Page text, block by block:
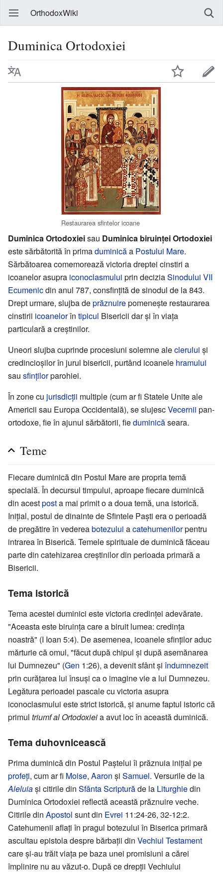
OrthodoxWiki
Duminica Ortodoxiei
Restaurarea sfintelor icoane
Duminica Ortodoxieisau Duminica biruinței Ortodoxiei
este sărbătorită în primaduminicăa Postului Mare.
Sărbătoarea comemorează victoria dreptei cinstiri a
icoanelor asupra iconoclasmului prin deciziaSinodului VII
Ecumenicdin anul 787, consfințită de sinodul de la 843.
Drept urmare, slujba deprăznuirepomenește restaurarea
cinstirii icoanelorîn tipicul Bisericii dar și în viața
particulară a creștinilor.
Uneori slujba cuprinde procesiuni solemne aleclerului și
credincioșilor în jurul bisericii, purtând icoanele hramului
sau sfințilorparohiei.
În zone cu jurisdicții multiple (cum ar fi Statele Unite ale
Americii sau Europa Occidentală), se slujescVecernii pan-
ortodoxe, fie în ajunul sărbătorii, fieduminicăseara.
Teme
Fiecare duminică din Postul Mare are propria temă
specială. În decursul timpului, aproape fiecare duminică
din acestposta mai primit o a doua temă, una istorică.
Inițial, postul de dinainte de Sfintele Paști era o perioadă
de pregătire în vedereabotezului acatehumenilorpentru
intrarea în Biserică. Temele spirituale de duminică făceau
parte din catehizarea creștinilor din perioada primară a
Bisericii.
Tema istorică
Tema acestei duminici este victoria credinței adevărate.
"Aceasta este biruința care a biruit lumea: credința
noastră" (I Ioan 5:4). De asemenea, icoanele sfinților aduc
mărturie că omul, "făcut după chipul și după asemănarea
lui Dumnezeu" (Gen 1:26), a devenit sfânt și îndumnezeit
prin curățarea lui însuși ca o imagine vie a lui Dumnezeu.
Legătura perioadei pascale cu victoria asupra
iconoclasmului este strict istorică, și anume faptul istoric că
primul triumf al Ortodoxieia avut loc în această duminică.
Tema duhovnicească
Prima duminică din Postul Paștelui îi prăznuia inițial pe
profeți, cum ar fi Moise, Aaron și Samuel. Versurile de la
Aleluiași citirile din Sfânta Scripturăde la Liturghiedin
Duminica Ortodoxiei reflectă această prăznuire veche.
Citirile din Apostol sunt din Evrei 11:24-26, 32-12:2.
Catehumenii aflați în pragul botezului în Biserica primară
ascultau epistola despre bărbații din Vechiul Testament
care și-au trăit viața pe baza unei promisiuni a cărei
împlinire nu au văzut-o. După ce drepții Vechiului